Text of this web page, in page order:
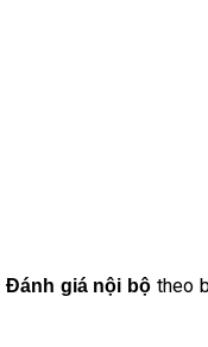
Đánh giá nội bộ theo